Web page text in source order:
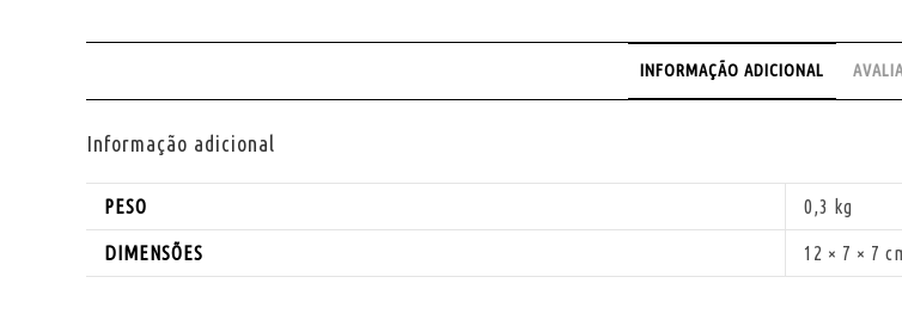
INFORMAÇÃO ADICIONAL
Informação adicional
PESO 0,3 kg
DIMENSÕES 12 × 7 × 7